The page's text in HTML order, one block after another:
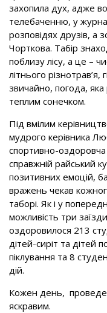
захопила дух, адже
телебаченню, у
розповідях друзів, а
Чорткова. Табір
поблизу лісу, а це –
літнього різнотрав’я,
звичайно, погода,
теплим сонечком.
Під вмілим
мудрого керівника
спортивно-
справжній райський
позитивних емоцій,
вражень чекав
таборі. Як і у
можливість три
оздоровилося 213
дітей-сиріт та дітей
піклування та 8
дій.
Кожен день,
яскравим.